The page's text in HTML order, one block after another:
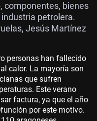
componentes, bienes
petrolera.
Jesús Martínez
personas han fallecido
calor. La mayoría son
que sufren
Este verano
factura, ya que el año
por este motivo.